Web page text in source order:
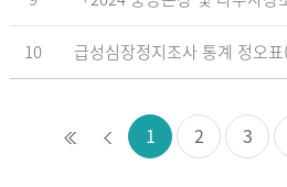
10 급성심장정지조사 통계 정오
1 2 3